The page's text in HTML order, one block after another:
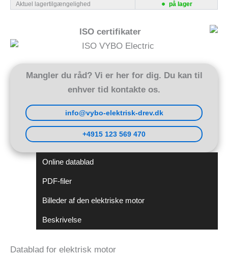
Aktuel lagertilgængelighed
på lager
ISO certifikater
Mangler du råd? Vi er her for dig. Du kan til
enhver tid kontakte os.
info@vybo-elektrisk-drev.dk
+4915 123 569 470
Online datablad
PDF-filer
Billeder af den elektriske motor
Beskrivelse
Datablad for elektrisk motor